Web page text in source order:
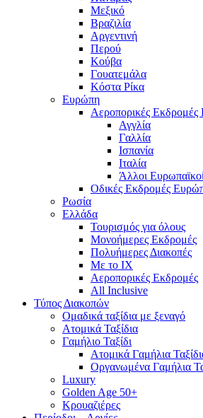
Μεξικό
Βραζιλία
Αργεντινή
Περού
Κούβα
Γουατεμάλα
Κόστα Ρίκα
Ευρώπη
Αεροπορικές
Αγγλία
Γαλλία
Ισπανία
Ιταλία
Άλλοι
Οδικές Εκδρομές
Ρωσία
Ελλάδα
Τουρισμός για όλους
Mονοήμερες Εκδρομές
Πολυήμερες Διακοπές
Με το ΙΧ
Αεροπορικές Εκδρομές
All Inclusive
Τύπος Διακοπών
Ομαδικά ταξίδια με ξεναγό
Ατομικά Ταξίδια
Γαμήλιο Ταξίδι
Ατομικά Γαμήλια
Οργανωμένα Γαμήλια
Luxury
Golden Age 50+
Κρουαζιέρες